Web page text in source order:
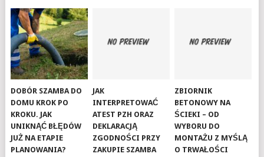
DOBÓR SZAMBA DO
DOMU KROK PO
KROKU. JAK
UNIKNĄĆ BŁĘDÓW
JUŻ NA ETAPIE
PLANOWANIA?
JAK
INTERPRETOWAĆ
ATEST PZH ORAZ
DEKLARACJĄ
ZGODNOŚCI PRZY
ZAKUPIE SZAMBA
ZBIORNIK
BETONOWY NA
ŚCIEKI – OD
WYBORU DO
MONTAŻU Z MYŚLĄ
O TRWAŁOŚCI